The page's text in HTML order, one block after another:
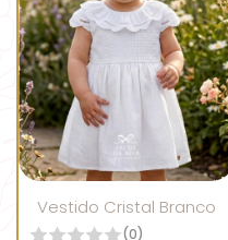
Vestido Cristal Branco
(0)